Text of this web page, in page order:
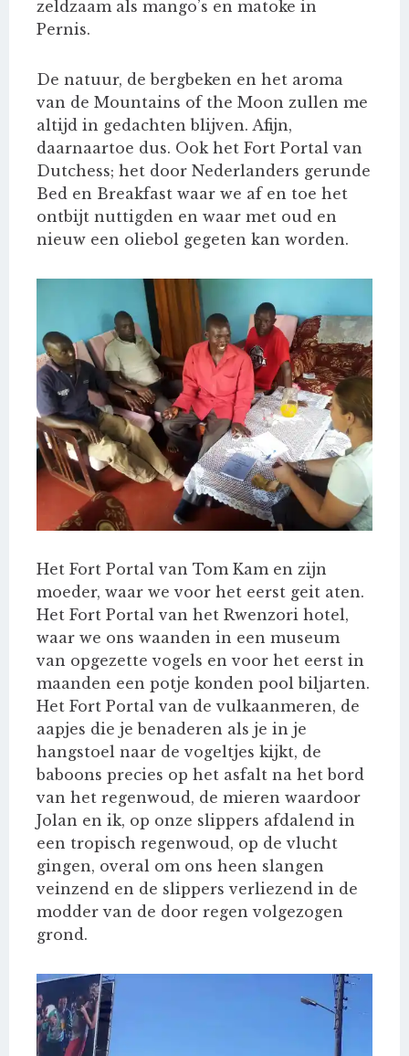
zeldzaam als mango’s en matoke in
Pernis.
De natuur, de bergbeken en het aroma
van de Mountains of the Moon zullen me
altijd in gedachten blijven. Afijn,
daarnaartoe dus. Ook het Fort Portal van
Dutchess; het door Nederlanders gerunde
Bed en Breakfast waar we af en toe het
ontbijt nuttigden en waar met oud en
nieuw een oliebol gegeten kan worden.
Het Fort Portal van Tom Kam en zijn
moeder, waar we voor het eerst geit aten.
Het Fort Portal van het Rwenzori hotel,
waar we ons waanden in een museum
van opgezette vogels en voor het eerst in
maanden een potje konden pool biljarten.
Het Fort Portal van de vulkaanmeren, de
aapjes die je benaderen als je in je
hangstoel naar de vogeltjes kijkt, de
baboons precies op het asfalt na het bord
van het regenwoud, de mieren waardoor
Jolan en ik, op onze slippers afdalend in
een tropisch regenwoud, op de vlucht
gingen, overal om ons heen slangen
veinzend en de slippers verliezend in de
modder van de door regen volgezogen
grond.